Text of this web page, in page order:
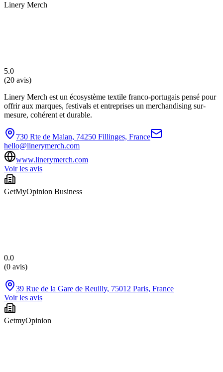
Linery Merch
5.0
(20 avis)
Linery Merch est un écosystème textile franco-portugais pensé pour
offrir aux marques, festivals et entreprises un merchandising sur-
mesure, cohérent et durable.
730 Rte de Malan, 74250 Fillinges, France
hello@linerymerch.com
www.linerymerch.com
Voir les avis
GetMyOpinion Business
0.0
(0 avis)
39 Rue de la Gare de Reuilly, 75012 Paris, France
Voir les avis
GetmyOpinion